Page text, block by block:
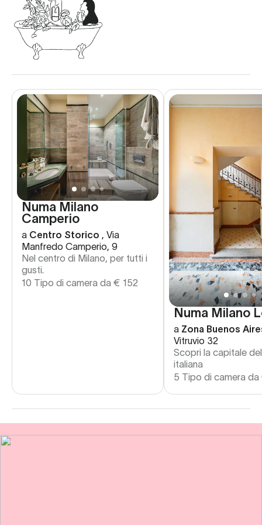
Numa Milano
Camperio
a Centro Storico
Via
Manfredo Camperio, 9
Nel centro di Milano, per tutti i
gusti.
10 Tipo di camera da € 152
Numa Milano
a Zona Buenos
Vitruvio 32
Scopri la capitale
italiana
5 Tipo di camera da